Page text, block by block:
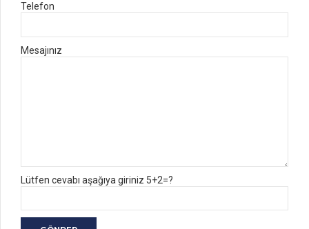
Telefon
Mesajınız
Lütfen cevabı aşağıya giriniz 5+2=?